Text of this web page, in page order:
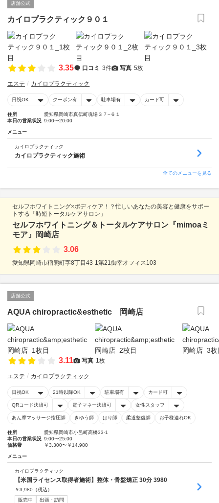
店舗公式
カイロプラクティック９０１
3.35 口コミ 3件 写真 5枚
エステ カイロプラクティック
日祝OK クーポン有 駐車場有 カード可
住所
愛知県岡崎市真伝町魂場３７−６１
本日の営業状況 9:00〜20:00
メニュー
カイロプラクティック
カイロプラクティック施術
全てのメニューを見る
セルフホワイトニング×ボディケア！？忙しいあなたの美容と健康をサポー
トする「時短トータルケアサロン」
セルフホワイトニング＆トータルケアサロン『mimoaミ
モア』岡崎店
3.06
愛知県岡崎市稲熊町字8丁目43-1第21御幸オフィス103
店舗公式
AQUA chiropractic&esthetic 岡崎店
3.11 写真 1枚
エステ カイロプラクティック
日祝OK 21時以降OK 駐車場有 カード可
QRコード決済可 電子マネー決済可 女性スタッフ
あん摩マッサージ指圧師 きゆう師 はり師 柔道整復師 お子様連れOK
住所
愛知県岡崎市小呂町高橋33-1
本日の営業状況 9:00〜25:00
価格帯
￥3,300〜￥14,980
メニュー
カイロプラクティック
【米国ライセンス取得者施術】整体・骨盤矯正 30分 3980
￥3,980 （税込）
販売中
出張・訪問